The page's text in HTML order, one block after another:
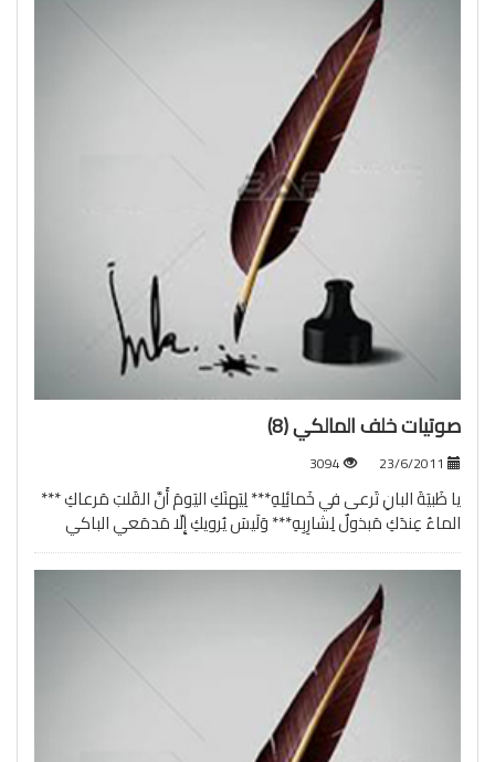
صوتيات خلف المالكي (8)
3094
يا ظَبيَةَ البانِ تَرعى في خَمائِلِهِ*** لِيَهنَكِ اليَومَ أَنَّ القَلبَ مَرعاكِ ***
الماءُ عِندَكِ مَبذولٌ لِشارِبِهِ*** وَلَيسَ يُرويكِ إِلّا مَدمَعي الباكي